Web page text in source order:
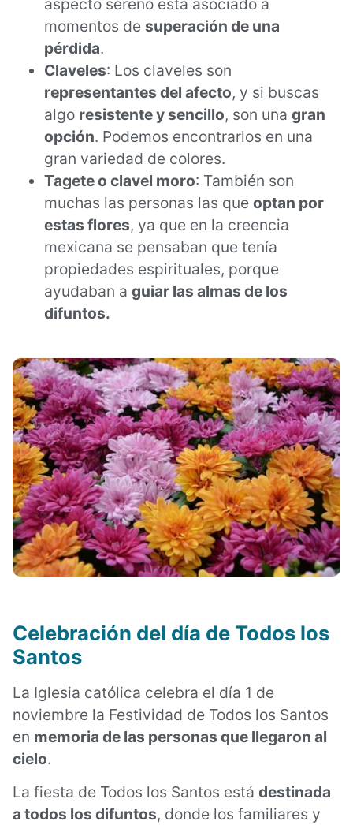
aspecto sereno está asociado a
momentos de superación de una
pérdida.
Claveles: Los claveles son
representantes del afecto, y si buscas
algo resistente y sencillo, son una gran
opción. Podemos encontrarlos en una
gran variedad de colores.
Tagete o clavel moro: También son
muchas las personas las que optan por
estas flores, ya que en la creencia
mexicana se pensaban que tenía
propiedades espirituales, porque
ayudaban a guiar las almas de los
difuntos.
Celebración del día de Todos los
Santos
La Iglesia católica celebra el día 1 de
noviembre la Festividad de Todos los Santos
en memoria de las personas que llegaron al
cielo.
La fiesta de Todos los Santos está destinada
a todos los difuntos, donde los familiares y